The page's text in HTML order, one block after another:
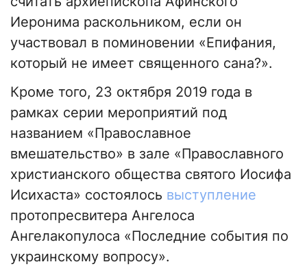
Иеронима раскольником, если он
участвовал в поминовении «Епифания,
который не имеет священного сана?».
Кроме того, 23 октября 2019 года в
рамках серии мероприятий под
названием «Православное
вмешательство» в зале «Православного
христианского общества святого Иосифа
Исихаста» состоялось выступление
протопресвитера Ангелоса
Ангелакопулоса «Последние события по
украинскому вопросу».